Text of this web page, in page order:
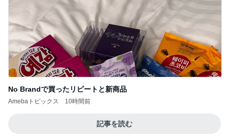
No Brandで買ったリピートと新商品
Amebaトピックス 10時間前
記事を読む